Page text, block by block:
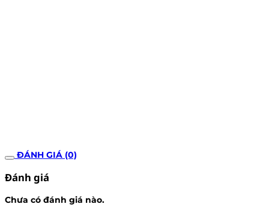
ĐÁNH GIÁ (0)
Đánh giá
Chưa có đánh giá nào.